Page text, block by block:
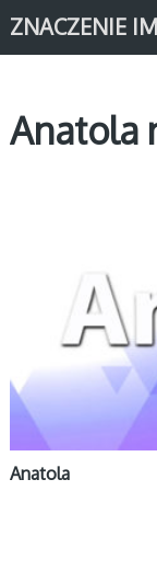
ZNACZENIE
Anatola
Anatola